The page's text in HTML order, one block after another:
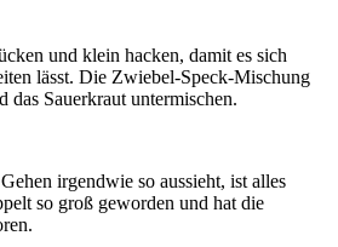
und klein hacken, damit es sich
lässt. Die Zwiebel-Speck-Mischung
das Sauerkraut untermischen.
irgendwie so aussieht, ist alles
so groß geworden und hat die